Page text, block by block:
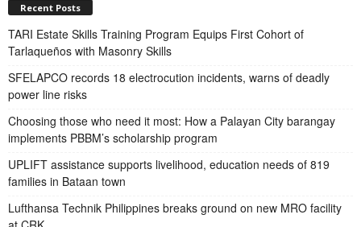
Recent Posts
TARI Estate Skills Training Program Equips First Cohort of
Tarlaqueños with Masonry Skills
SFELAPCO records 18 electrocution incidents, warns of deadly
power line risks
Choosing those who need it most: How a Palayan City barangay
implements PBBM’s scholarship program
UPLIFT assistance supports livelihood, education needs of 819
families in Bataan town
Lufthansa Technik Philippines breaks ground on new MRO facility